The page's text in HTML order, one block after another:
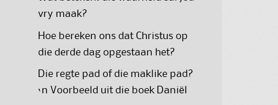
vry maak?
Hoe bereken ons dat Christus op
die derde dag opgestaan het?
Die regte pad of die maklike pad?
‘n Voorbeeld uit die boek Daniël